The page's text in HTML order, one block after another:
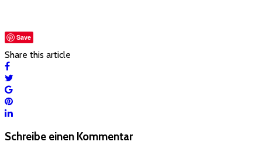
Save
Share this article
Schreibe einen Kommentar